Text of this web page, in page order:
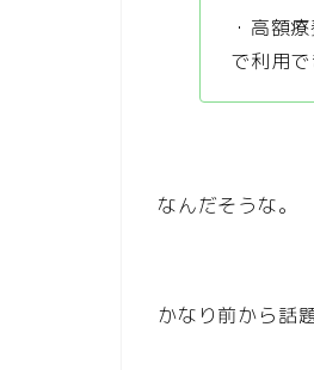
・高額
で利用で
なんだそうな。
かなり前から話